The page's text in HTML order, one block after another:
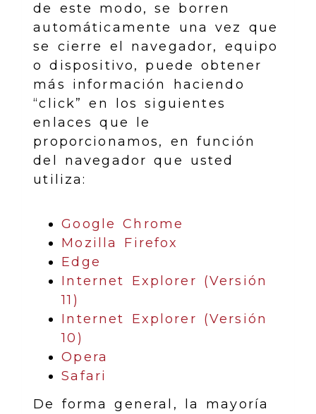
de este modo, se borren
automáticamente una vez que
se cierre el navegador, equipo
o dispositivo, puede obtener
más información haciendo
“click” en los siguientes
enlaces que le
proporcionamos, en función
del navegador que usted
utiliza:
Google Chrome
Mozilla Firefox
Edge
Internet Explorer (Versión
11)
Internet Explorer (Versión
10)
Opera
Safari
De forma general, la mayoría